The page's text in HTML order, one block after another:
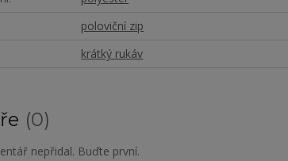
poloviční zip
krátký rukáv
0
nepřidal. Buďte první.